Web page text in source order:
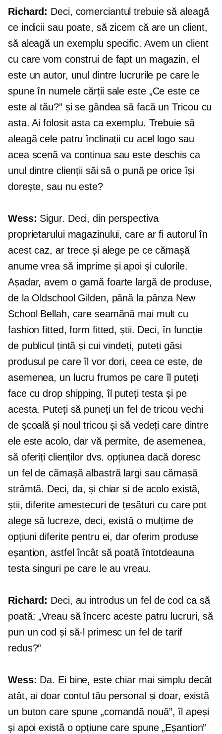
Richard: Deci, comerciantul trebuie să aleagă
ce indicii sau poate, să zicem că are un client,
să aleagă un exemplu specific. Avem un client
cu care vom construi de fapt un magazin, el
este un autor, unul dintre lucrurile pe care le
spune în numele cărții sale este „Ce este ce
este al tău?” și se gândea să facă unTricou cu
asta. Ai folosit asta ca exemplu. Trebuie să
aleagă cele patru înclinații cu acel logo sau
acea scenă va continua sau este deschis ca
unul dintre clienții săi să o pună pe orice își
dorește, sau nu este?
Wess: Sigur. Deci, din perspectiva
proprietarului magazinului, care ar fi autorul în
acest caz, ar trece și alege pe ce cămașă
anume vrea să imprime și apoi și culorile.
Așadar, avem o gamă foarte largă de produse,
de la Oldschool Gilden, până la pânza New
School Bellah, care seamănă mai mult cu
fashion fitted, form fitted, știi. Deci, în funcție
de publicul țintă și cui vindeți, puteți găsi
produsul pe care îl vor dori, ceea ce este, de
asemenea, un lucru frumos pe care îl puteți
face cu drop shipping, îl puteți testa și pe
acesta. Puteți să puneți un fel de tricou vechi
de școală și noul tricou și să vedeți care dintre
ele este acolo, dar vă permite, de asemenea,
să oferiți clienților dvs. opțiunea dacă doresc
un fel de cămașă albastră largi sau cămașă
strâmtă. Deci, da, și chiar și de acolo există,
știi, diferite amestecuri de țesături cu care pot
alege să lucreze, deci, există o mulțime de
opțiuni diferite pentru ei, dar oferim produse
eșantion, astfel încât să poată întotdeauna
testa singuri pe care le au vreau.
Richard: Deci, au introdus un fel de cod ca să
poată: „Vreau să încerc aceste patru lucruri, să
pun un cod și să-l primesc un fel de tarif
redus?”
Wess: Da. Ei bine, este chiar mai simplu decât
atât, ai doar contul tău personal și doar, există
un buton care spune „comandă nouă”, îl apeși
și apoi există o opțiune care spune „Eșantion”